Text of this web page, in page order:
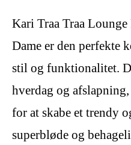
Kari Traa Traa
Dame er den perfekte
stil og funktionalitet.
hverdag og
for at skabe et trendy
superbløde og